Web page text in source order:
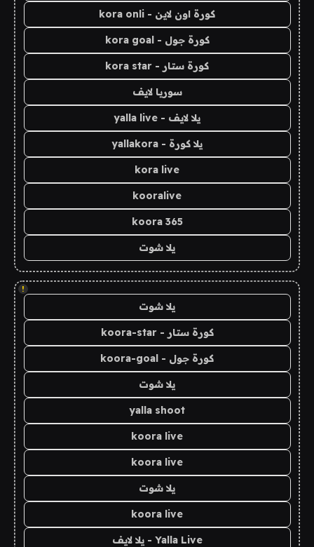
كورة اون لاين - kora onli
كورة جول - kora goal
كورة ستار - kora star
سوريا لايف
يلا لايف - yalla live
يلا كورة - yallakora
kora live
kooralive
koora 365
يلا شوت
!
يلا شوت
كورة ستار - koora-star
كورة جول - koora-goal
يلا شوت
yalla shoot
koora live
koora live
يلا شوت
koora live
Yalla Live - يلا لايف